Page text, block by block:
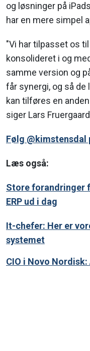
og løsninger på
har en mere simpel
"Vi har tilpasset os
konsolideret i og
samme version og
får synergi, og så de
kan tilføres en
siger Lars
Følg @kimstensdal
Læs også:
Store forandringer
ERP ud i dag
It-chefer: Her er
systemet
CIO i Novo